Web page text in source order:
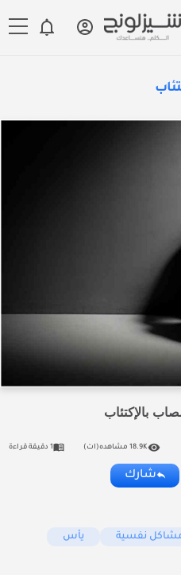
بالإكتئاب
18.9K مشاهده(ات) 1 دقيقة قراءة
شارك
نفسية يأس